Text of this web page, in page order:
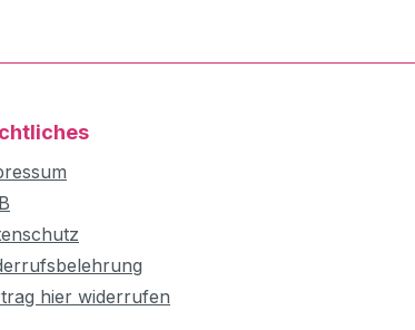
hier widerrufen